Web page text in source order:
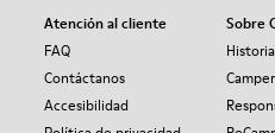
Atención al cliente
FAQ
Contáctanos
Accesibilidad
Sobre
Historia